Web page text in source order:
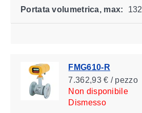
Portata volumetrica, max:
FMG610-R
7.362,93 € / pezzo
Non disponibile
Dismesso